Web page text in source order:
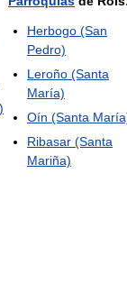
Herbogo (San
Pedro)
Leroño (Santa
María)
Oín (Santa
Ribasar (Santa
Mariña)